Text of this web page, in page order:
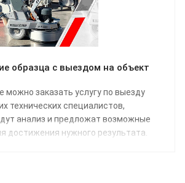
образца с выездом на объект
можно заказать услугу по выезду
технических специалистов,
анализ и предложат возможные
достижения нужного результата.